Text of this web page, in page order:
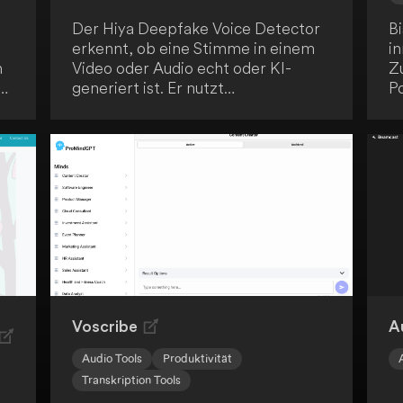
Der Hiya Deepfake Voice Detector
erkennt, ob eine Stimme in einem
Video oder Audio echt oder KI-
generiert ist. Er nutzt
Stimme zu überprüfen. Dieses Tool
Chrome-Tabs konzipiert.
Voscribe
Audio Tools
Produktivität
Transkription Tools